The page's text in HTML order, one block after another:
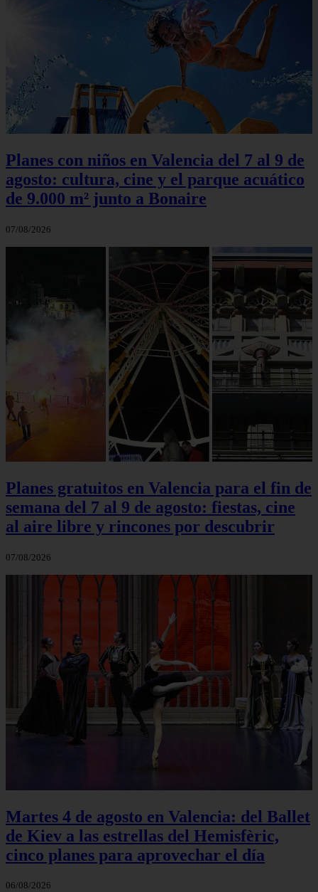
Planes con niños en Valencia del 7 al 9 de
agosto: cultura, cine y el parque acuático
de 9.000 m² junto a Bonaire
07/08/2026
Planes gratuitos en Valencia para el fin de
semana del 7 al 9 de agosto: fiestas, cine
al aire libre y rincones por descubrir
07/08/2026
Martes 4 de agosto en Valencia: del Ballet
de Kiev a las estrellas del Hemisfèric,
cinco planes para aprovechar el día
06/08/2026